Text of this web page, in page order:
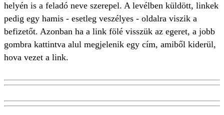
helyén is a feladó neve szerepel. A levélben küldött, linkek
pedig egy hamis - esetleg veszélyes - oldalra viszik a
befizetőt. Azonban ha a link fölé visszük az egeret, a jobb
gombra kattintva alul megjelenik egy cím, amiből kiderül,
hova vezet a link.